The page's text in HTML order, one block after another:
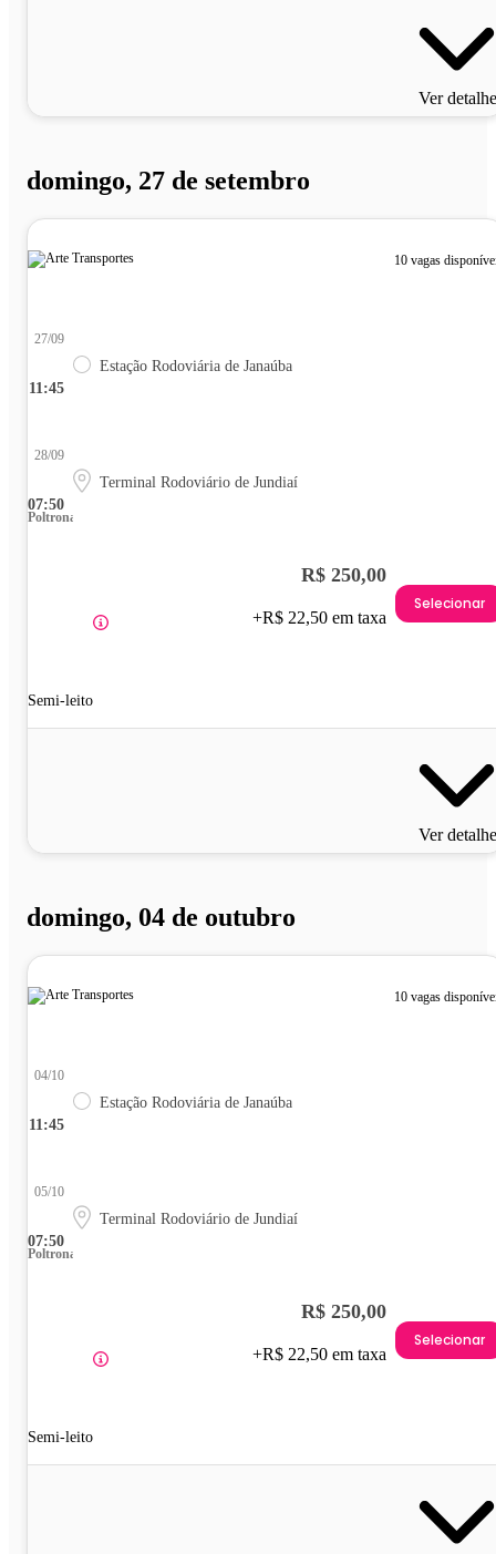
Ver
domingo, 27 de setembro
10 vagas
11:45
27/09
Estação Rodoviária de Janaúba
07:50
28/09
Terminal Rodoviário de Jundiaí
Poltrona
Semi-leito
R$ 250,00
+R$ 22,50 em taxa
Selecionar
Ver
domingo, 04 de outubro
10 vagas
11:45
04/10
Estação Rodoviária de Janaúba
07:50
05/10
Terminal Rodoviário de Jundiaí
Poltrona
Semi-leito
R$ 250,00
+R$ 22,50 em taxa
Selecionar